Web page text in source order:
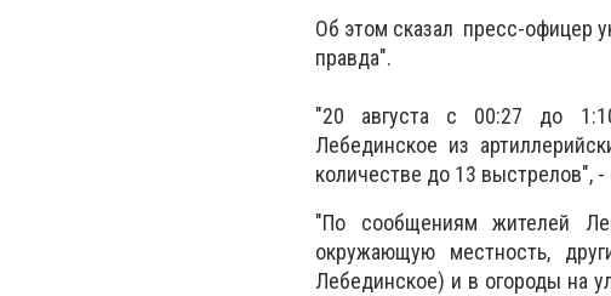
Об этом сказал пресс-офицер
правда".
"20 августа с 00:27 до
Лебединское из
количестве до 13 выстрелов",
"По сообщениям жителей
окружающую местность,
Лебединское) и в огороды на